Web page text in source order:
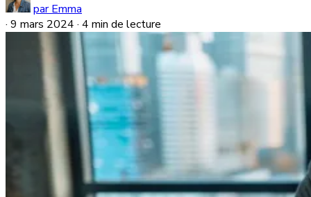
par Emma
· 9 mars 2024 · 4 min de lecture